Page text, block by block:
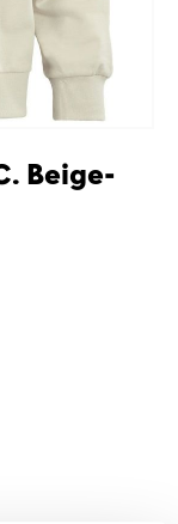
Beige-